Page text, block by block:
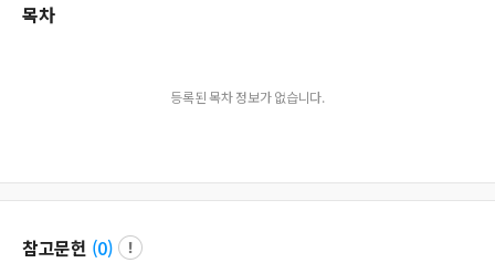
목차
등록된 목차 정보가 없습니다.
참고문헌 (0)